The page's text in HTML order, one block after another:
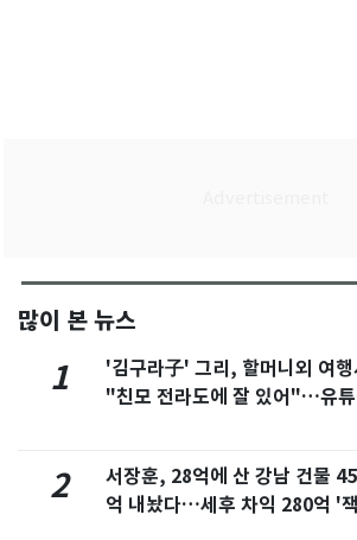
많이 본 뉴스
1
'김구라子' 그리, 할머니외 여행
"친모 전라도에 잘 있어"…유
2
서장훈, 28억에 산 강남 건물
억 내놨다…세후 차익 280억 '